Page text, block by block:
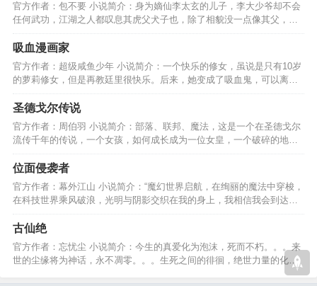
官方作者：包不要 小说简介：身为嫡仙李太玄的儿子，李大少爷却不会
任何武功，江湖之人都叹息其虎父犬子也，除了相貌没一点像其父，然
而事实真是如此吗………
吸血漫画家
官方作者：超级咸鱼少年 小说简介：一个快乐的修女，虽说是只有10岁
的萝莉修女，但是再教廷里很快乐。后来，她变成了吸血鬼，可以离开
教堂去别的地方喽！！…
圣德戈尔传说
官方作者：周伯羽 小说简介：部落、联邦、魔法，这是一个在圣德戈尔
流传千年的传说，一个女孩，如何成长成为一位女皇，一个破碎的地方
怎样的统治才适合它？…
位面侵袭者
官方作者：幕外江山 小说简介：“魔幻世界启航，在绚丽的魔法中穿梭，
在科技世界乘风破浪，光明与阴影交织在我的身上，我相信我会到达最
后的终点........”…
古仙绝
官方作者：忘忧尘 小说简介：今生的真爱化为泡沫，死而不朽。。。来
世的尘缘将为神话，永不凋零。。。生死之间的徘徊，绝世力量的化